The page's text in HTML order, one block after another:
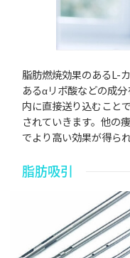
脂肪燃焼効果のあるL-
あるαリポ酸などの成
内に直接送り込むこと
されていきます。他の
でより高い効果が得られ
脂肪吸引